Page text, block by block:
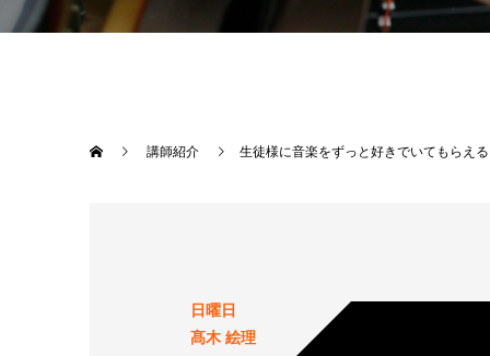
講師紹介 生徒様に音楽をずっと好きでいてもらえ
日曜日
髙木 絵理